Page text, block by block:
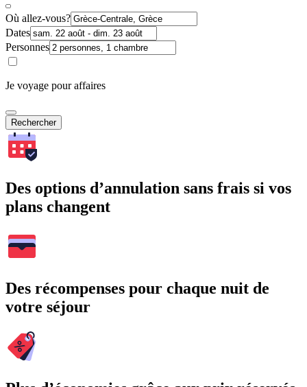
Où allez-vous?
Dates
Personnes
Je voyage pour affaires
Rechercher
Des options d’annulation sans frais si vos
plans changent
Des récompenses pour chaque nuit de
votre séjour